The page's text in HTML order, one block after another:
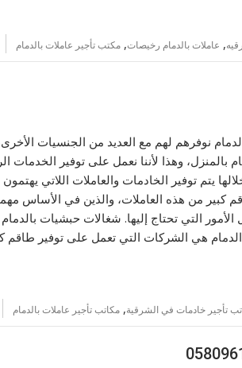
, عاملات بالدمام رخيصات, مكتب تأجير عاملات بالدمام
نوفرهم لهم مع العديد من الجنسيات
بالمنزل، وهذا لأننا نعمل على توفير الخدمات
يتم توفير الخادمات والعاملات اللاتي يهتمون
كبير من هذه العاملات، والذين في الأساس
التي تحتاج إليها. شغالات حبشيات
هي الشركات التي تعمل على توفير طاقم
تأجير خادمات في الشرقية, مكاتب تأجير عاملات بالدمام